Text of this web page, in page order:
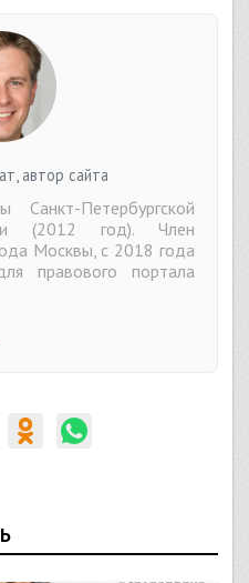
автор сайта
Санкт-Петербургской
(2012 год). Член
Москвы, с 2018 года
правового портала